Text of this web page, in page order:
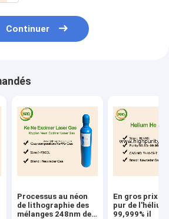
Continuer
Processus au néon
de lithographie des
mélanges 248nm de
En gros prix
pur de l'hélium
99,999% il